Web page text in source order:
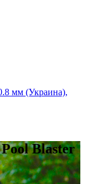
мм (Украина),
Blaster